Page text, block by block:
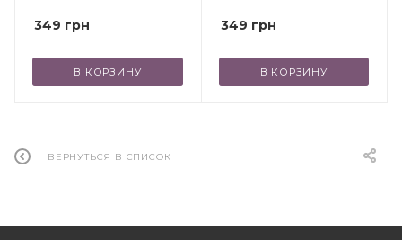
349 грн
В КОРЗИНУ
349 грн
В КОРЗИНУ
ВЕРНУТЬСЯ В СПИСОК